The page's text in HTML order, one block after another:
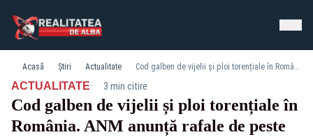
Acasă Știri Actualitate Cod galben de vijelii și ploi torențiale în România. ANM anunță rafale de peste 80 km/h și grindină - HARTA
ACTUALITATE· 3 min citire
Cod galben de vijelii și ploi torențiale în
România. ANM anunță rafale de peste